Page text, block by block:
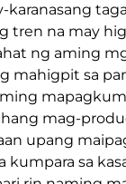
karanasang
tren na may
ng aming
mahigpit sa
mag-
upang
kumpara sa